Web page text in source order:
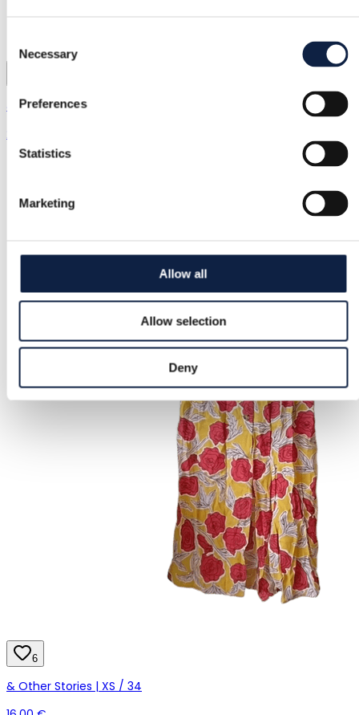
Selection
Necessary
Preferences
Statistics
Marketing
Allow all
Allow selection
Deny
& Other Stories | S / 36
25,00 €
6
& Other Stories | XS / 34